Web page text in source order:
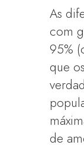
As
com
95%
que
de